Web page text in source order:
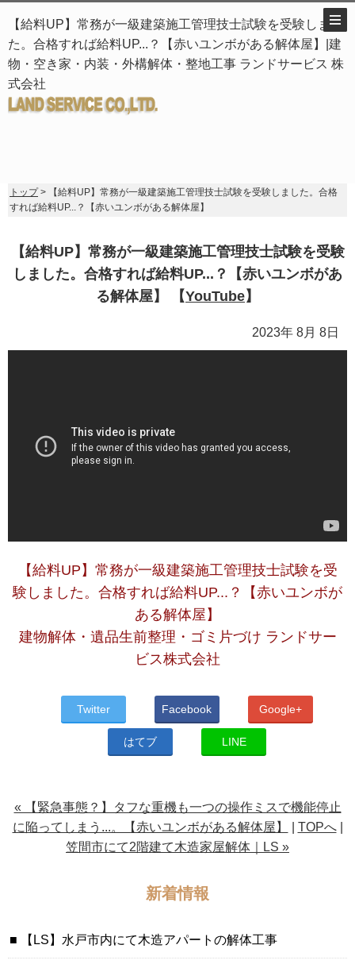
【給料UP】常務が一級建築施工管理技士試験を受験しまし
た。合格すれば給料UP...？【赤いユンボがある解体屋】|建
物・空き家・内装・外構解体・整地工事 ランドサービス 株
式会社
トップ> 【給料UP】常務が一級建築施工管理技士試験を受験しました。合格
すれば給料UP...？【赤いユンボがある解体屋】
【給料UP】常務が一級建築施工管理技士試験を受験
しました。合格すれば給料UP...？【赤いユンボがあ
る解体屋】 【YouTube】
2023年 8月 8日
【給料UP】常務が一級建築施工管理技士試験を受
験しました。合格すれば給料UP...？【赤いユンボが
ある解体屋】
建物解体・遺品生前整理・ゴミ片づけ ランドサー
ビス株式会社
Twitter Facebook Google+
はてブ LINE
« 【緊急事態？】タフな重機も一つの操作ミスで機能停止
に陥ってしまう...。【赤いユンボがある解体屋】
TOPへ|
笠間市にて2階建て木造家屋解体｜LS »
新着情報
【LS】水戸市内にて木造アパートの解体工事